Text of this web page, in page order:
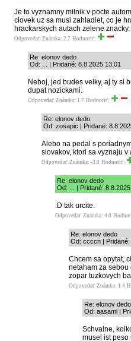
Je to vyznamny milnik v pocte
clovek uz sa musi zahladiet, co je
hrackarskych autach zelene znacky.
Odpovedať Známka: 2.7 Hodnotiť:
Re: elonov dedo
Od: ... | Pridané: 8.8.2025 13:01
Neboj, jed budes velky, aj ty si
dupat nozickami.
Odpovedať Známka: 1.7 Hodnotiť:
Re: elonov dedo
Od: zosapic | Pridané:
Alebo na pedal s
slovakov, ktori sa vyznaju v
Odpovedať Známka: -3.0 Hodnotiť:
Re: elonov dedo
Od: ... | Pridané:
:D tak urcite.
Odpovedať Známka: 4.0
Re: elonov dedo
Od: ccccn | Pridané:
Chcem sa opytat,
netaham za sebou
zopar tuzkovych
Odpovedať Známka: 1.4
Re: elonov dedo
Od: aasami |
Schvalne,
musel ist peso